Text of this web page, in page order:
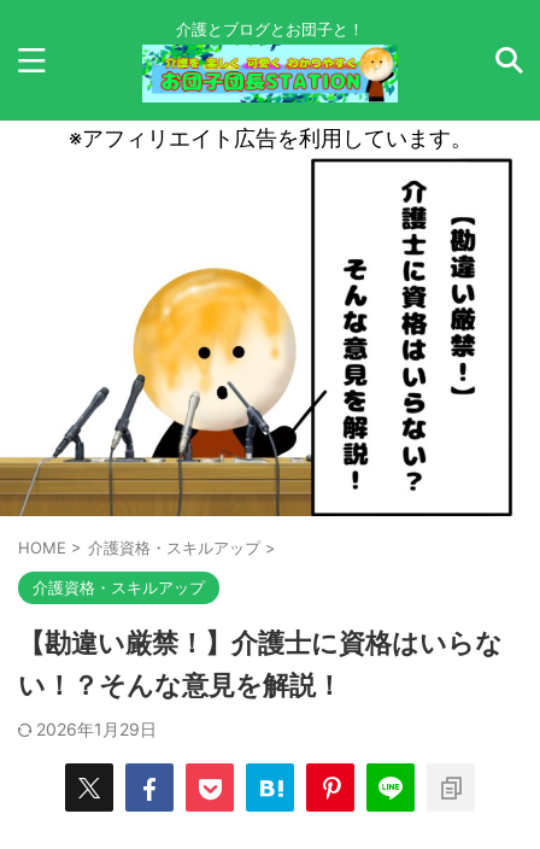
介護とブログとお団子と！
※アフィリエイト広告を利用しています。
HOME > 介護資格・スキルアップ >
介護資格・スキルアップ
【勘違い厳禁！】介護士に資格はいらな
い！？そんな意見を解説！
2026年1月29日